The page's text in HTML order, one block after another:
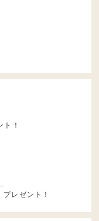
！
レゼント！